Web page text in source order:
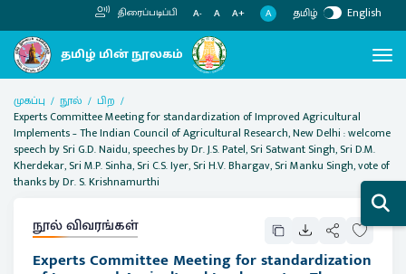
திரைப்படிப்பி A- A A+ A தமிழ் English
முகப்பு நூல்
பிற
Experts Committee Meeting for standardization of Improved Agricultural
Implements – The Indian Council of Agricultural Research, New Delhi : welcome
speech by Sri G.D. Naidu, speeches by Dr. J.S. Patel, Sri Satwant Singh, Sri D.M.
Kherdekar, Sri M.P. Sinha, Sri C.S. Iyer, Sri H.V. Bhargav, Sri Manku Singh, vote of
thanks by Dr. S. Krishnamurthi
நூல் விவரங்கள்
Experts Committee Meeting for standardization